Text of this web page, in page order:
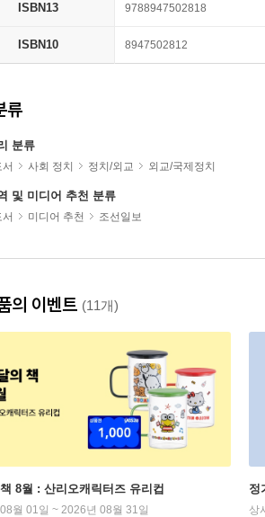
ISBN13 9788947502818
ISBN10 8947502812
류
분류
사회 정치 정치/외교 외교/국제정치
및 미디어 추천 분류
미디어 추천 조선일보
의 이벤트 (11개)
8월 : 산리오캐릭터즈 유리컵
월 01일 ~ 2026년 08월 31일
정
상